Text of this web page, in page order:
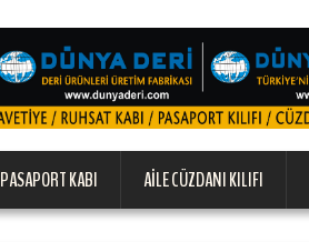
PASAPORT KABI AILE CÜZDANI KILIFI